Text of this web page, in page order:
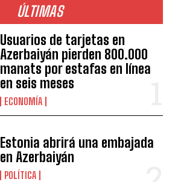
ÚLTIMAS
Usuarios de tarjetas en
Azerbaiyán pierden 800.000
manats por estafas en línea
en seis meses
ECONOMÍA
Estonia abrirá una embajada
en Azerbaiyán
POLÍTICA